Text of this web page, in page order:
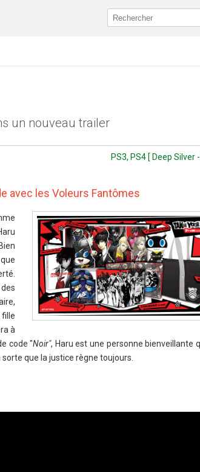
un nouveau trailer
PS3, PS4 [ Deep Silver
avec les Voleurs Fantômes
à
code "Noir", Haru est une personne bienveillante
que la justice règne toujours.